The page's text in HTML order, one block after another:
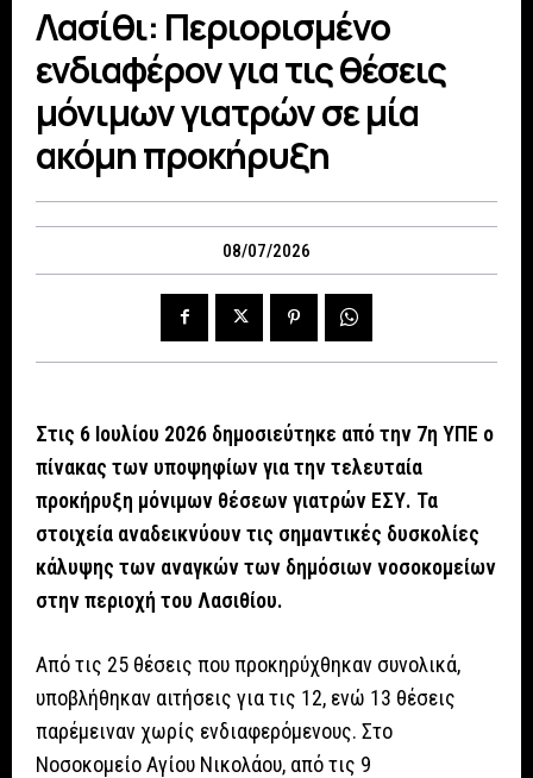
Λασίθι: Περιορισμένο
ενδιαφέρον για τις θέσεις
μόνιμων γιατρών σε μία
ακόμη προκήρυξη
08/07/2026
Στις 6 Ιουλίου 2026 δημοσιεύτηκε από την 7η ΥΠΕ ο
πίνακας των υποψηφίων για την τελευταία
προκήρυξη μόνιμων θέσεων γιατρών ΕΣΥ. Τα
στοιχεία αναδεικνύουν τις σημαντικές δυσκολίες
κάλυψης των αναγκών των δημόσιων νοσοκομείων
στην περιοχή του Λασιθίου.
Από τις 25 θέσεις που προκηρύχθηκαν συνολικά,
υποβλήθηκαν αιτήσεις για τις 12, ενώ 13 θέσεις
παρέμειναν χωρίς ενδιαφερόμενους. Στο
Νοσοκομείο Αγίου Νικολάου, από τις 9